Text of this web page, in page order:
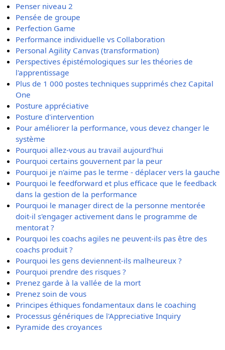
Penser niveau 2
Pensée de groupe
Perfection Game
Performance individuelle vs Collaboration
Personal Agility Canvas (transformation)
Perspectives épistémologiques sur les théories de
l'apprentissage
Plus de 1 000 postes techniques supprimés chez Capital
One
Posture appréciative
Posture d'intervention
Pour améliorer la performance, vous devez changer le
système
Pourquoi allez-vous au travail aujourd'hui
Pourquoi certains gouvernent par la peur
Pourquoi je n'aime pas le terme - déplacer vers la gauche
Pourquoi le feedforward et plus efficace que le feedback
dans la gestion de la performance
Pourquoi le manager direct de la personne mentorée
doit-il s'engager activement dans le programme de
mentorat ?
Pourquoi les coachs agiles ne peuvent-ils pas être des
coachs produit ?
Pourquoi les gens deviennent-ils malheureux ?
Pourquoi prendre des risques ?
Prenez garde à la vallée de la mort
Prenez soin de vous
Principes éthiques fondamentaux dans le coaching
Processus génériques de l'Appreciative Inquiry
Pyramide des croyances